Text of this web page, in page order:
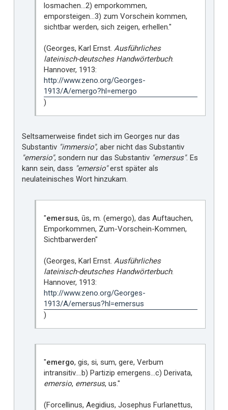
losmachen…2) emporkommen,
emporsteigen…3) zum Vorschein kommen,
sichtbar werden, sich zeigen, erhellen."
(Georges, Karl Ernst. Ausführliches
lateinisch-deutsches Handwörterbuch.
Hannover, 1913:
http://www.zeno.org/Georges-
1913/A/emergo?hl=emergo
)
Seltsamerweise findet sich im Georges nur das
Substantiv "immersio", aber nicht das Substantiv
"emersio", sondern nur das Substantiv "emersus". Es
kann sein, dass "emersio"erst später als
neulateinisches Wort hinzukam.
"emersus, ūs, m. (emergo), das Auftauchen,
Emporkommen, Zum-Vorschein-Kommen,
Sichtbarwerden"
(Georges, Karl Ernst. Ausführliches
lateinisch-deutsches Handwörterbuch.
Hannover, 1913:
http://www.zeno.org/Georges-
1913/A/emersus?hl=emersus
)
"emergo, gis, si, sum, gere, Verbum
intransitiv.…b) Partizip emergens…c) Derivata,
emersio, emersus, us."
(Forcellinus, Aegidius, Josephus Furlanettus,